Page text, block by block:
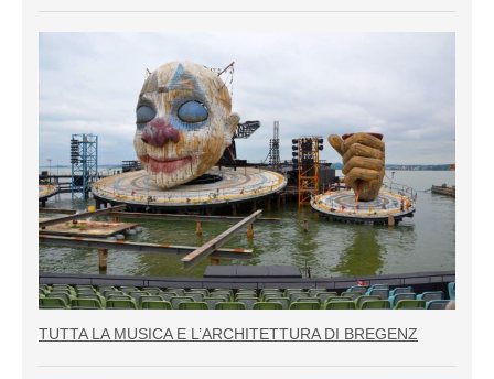
TUTTA LA MUSICA E L’ARCHITETTURA DI BREGENZ